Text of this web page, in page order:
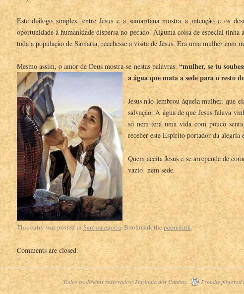
Este diálogo simples, entre Jesus e a samaritana mostra a intenção e os
oportunidade à humanidade dispersa no pecado. Alguma coisa de especial tinha
toda a população de Samaria, recebesse a visita de Jesus. Era uma mulher com
Mesmo assim, o amor de Deus mostra-se nestas palavras:“mulher, se tu
a água que mata a sede para o resto
Jesus não lembrou àquela mulher, que
salvação. A água de que Jesus falava
só nem terá uma vida com pouco
receber este Espírito portador da alegria
Quem aceita Jesus e se arrepende de
vazio nem sede.
This entry was posted inSem categoria. Bookmark the permalink.
Comments are closed.
Todos os direitos reservados: Paróquia dos Canhas. Proudly powered